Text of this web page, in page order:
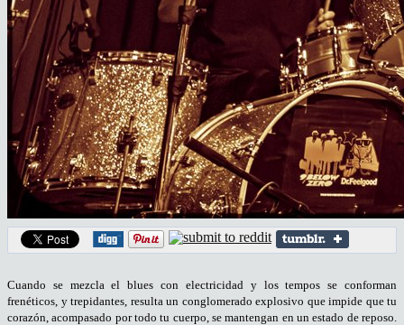
Cuando se mezcla el blues con electricidad y los tempos se conforman
frenéticos, y trepidantes, resulta un conglomerado explosivo que impide que tu
corazón, acompasado por todo tu cuerpo, se mantengan en un estado de reposo.